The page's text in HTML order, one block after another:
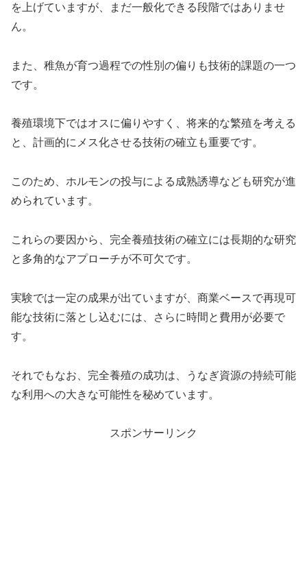
を上げていますが、まだ一般化できる段階ではありませ
ん。
また、稚魚が育つ過程での性別の偏りも技術的課題の一つ
です。
養殖環境下ではオスに偏りやすく、将来的な繁殖を考える
と、計画的にメス化させる技術の確立も重要です。
このため、ホルモンの投与による成熟誘導なども研究が進
められています。
これらの要因から、完全養殖技術の確立には長期的な研究
と多角的なアプローチが不可欠です。
実験では一定の成果が出ていますが、商業ベースで再現可
能な技術に落とし込むには、さらに時間と費用が必要で
す。
それでもなお、完全養殖の成功は、うなぎ資源の持続可能
な利用への大きな可能性を秘めています。
スポンサーリンク